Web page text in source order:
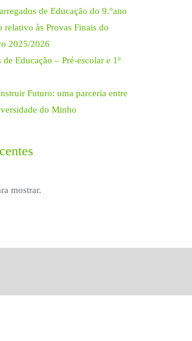
de Educação do 9.°ano
relativo às Provas Finais do
2025/2026
Educação – Pré-escolar e 1º
Futuro: uma parceria entre
do Minho
mostrar.